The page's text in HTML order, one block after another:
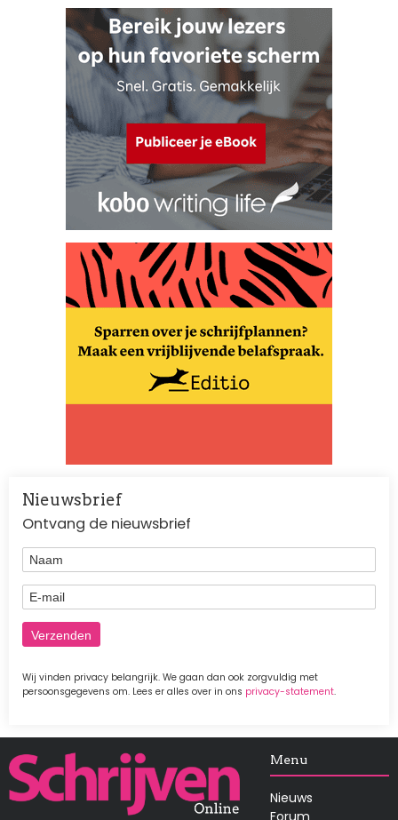
Nieuwsbrief
Ontvang de nieuwsbrief
Naam
E-mail
Wij vinden privacy belangrijk. We gaan dan ook zorgvuldig met
persoonsgegevens om. Lees er alles over in ons privacy-statement.
Afbeelding Menu
Nieuws
Forum